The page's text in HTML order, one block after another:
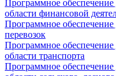
Программное обеспечение
области финансовой
Программное
перевозок
Программное обеспечение
области транспорта
Программное обеспечение